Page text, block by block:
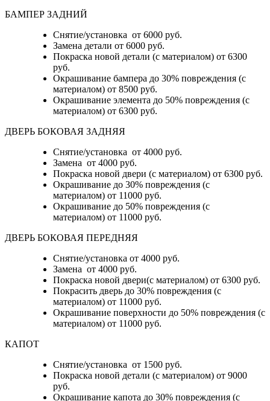
БАМПЕР ЗАДНИЙ
Снятие/установка от 6000 руб.
Замена детали от 6000 руб.
Покраска новой детали (с материалом) от 6300
руб.
Окрашивание бампера до 30% повреждения (с
материалом) от 8500 руб.
Окрашивание элемента до 50% повреждения (с
материалом) от 6300 руб.
ДВЕРЬ БОКОВАЯ ЗАДНЯЯ
Снятие/установка от 4000 руб.
Замена от 4000 руб.
Покраска новой двери (с материалом) от 6300 руб.
Окрашивание до 30% повреждения (с
материалом) от 11000 руб.
Окрашивание до 50% повреждения (с
материалом) от 11000 руб.
ДВЕРЬ БОКОВАЯ ПЕРЕДНЯЯ
Снятие/установка от 4000 руб.
Замена от 4000 руб.
Покраска новой двери(с материалом) от 6300 руб.
Покрасить дверь до 30% повреждения (с
материалом) от 11000 руб.
Окрашивание поверхности до 50% повреждения (с
материалом) от 11000 руб.
КАПОТ
Снятие/установка от 1500 руб.
Покраска новой детали (с материалом) от 9000
руб.
Окрашивание капота до 30% повреждения (с